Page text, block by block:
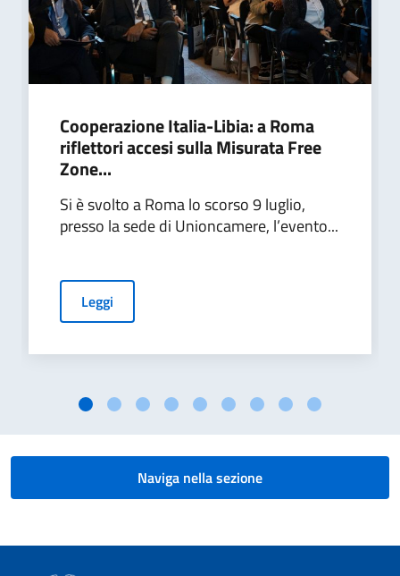
Cooperazione Italia-Libia: a Roma
riflettori accesi sulla Misurata Free
Zone...
Si è svolto a Roma lo scorso 9 luglio,
presso la sede di Unioncamere, l’evento...
Leggi
Naviga nella sezione